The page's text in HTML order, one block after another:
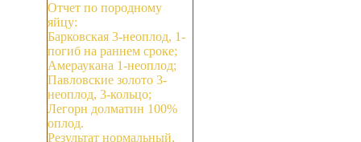
Отчет по породному
яйцу:
Барковская 3-неоплод, 1-
погиб на раннем сроке;
Амераукана 1-неоплод;
Павловские золото 3-
неоплод, 3-кольцо;
Легорн долматин 100%
оплод.
Результат нормальный,